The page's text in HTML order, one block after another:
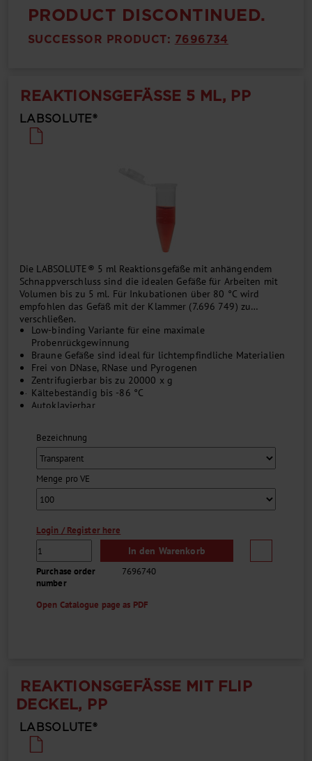
20000 x g (0,5 ml)
Autoklavierbar
PRODUCT DISCONTINUED.
SUCCESSOR PRODUCT: 7696734
REAKTIONSGEFÄSSE 5 ML, PP
LABSOLUTE®
Die LABSOLUTE® 5 ml Reaktionsgefäße mit anhängendem
Schnappverschluss sind die idealen Gefäße für Arbeiten mit
Volumen bis zu 5 ml. Für Inkubationen über 80 °C wird
empfohlen das Gefäß mit der Klammer (7.696 749) zu
verschließen.
Low-binding Variante für eine maximale
Probenrückgewinnung
Braune Gefäße sind ideal für lichtempfindliche Materialien
Frei von DNase, RNase und Pyrogenen
Zentrifugierbar bis zu 20000 x g
Kältebeständig bis -86 °C
Autoklavierbar
...
Bezeichnung
Menge pro VE
Login / Register here
In den Warenkorb
Purchase order
number
7696740
Open Catalogue page as PDF
REAKTIONSGEFÄSSE MIT FLIP D
ECKEL, PP
LABSOLUTE®